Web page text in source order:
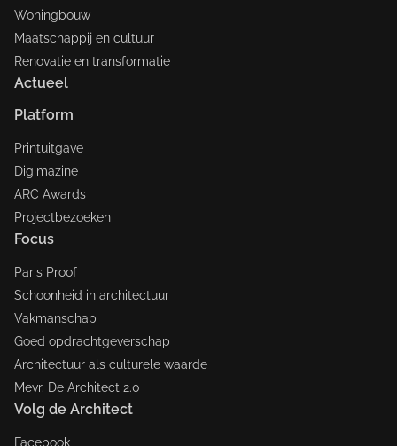
Woningbouw
Maatschappij en cultuur
Renovatie en transformatie
Actueel
Platform
Printuitgave
Digimazine
ARC Awards
Projectbezoeken
Focus
Paris Proof
Schoonheid in architectuur
Vakmanschap
Goed opdrachtgeverschap
Architectuur als culturele waarde
Mevr. De Architect 2.0
Volg de Architect
Facebook